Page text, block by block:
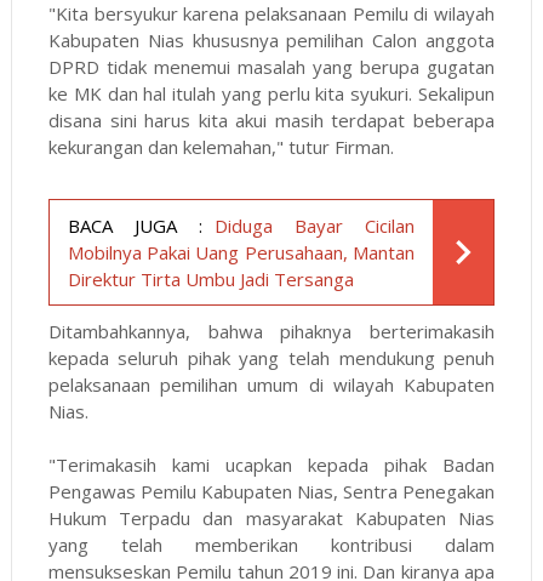
"Kita bersyukur karena pelaksanaan Pemilu di wilayah
Kabupaten Nias khususnya pemilihan Calon anggota
DPRD tidak menemui masalah yang berupa gugatan
ke MK dan hal itulah yang perlu kita syukuri. Sekalipun
disana sini harus kita akui masih terdapat beberapa
kekurangan dan kelemahan," tutur Firman.
BACA JUGA : Diduga Bayar Cicilan
Mobilnya Pakai Uang Perusahaan, Mantan
Direktur Tirta Umbu Jadi Tersanga
Ditambahkannya, bahwa pihaknya berterimakasih
kepada seluruh pihak yang telah mendukung penuh
pelaksanaan pemilihan umum di wilayah Kabupaten
Nias.
"Terimakasih kami ucapkan kepada pihak Badan
Pengawas Pemilu Kabupaten Nias, Sentra Penegakan
Hukum Terpadu dan masyarakat Kabupaten Nias
yang telah memberikan kontribusi dalam
mensukseskan Pemilu tahun 2019 ini. Dan kiranya apa